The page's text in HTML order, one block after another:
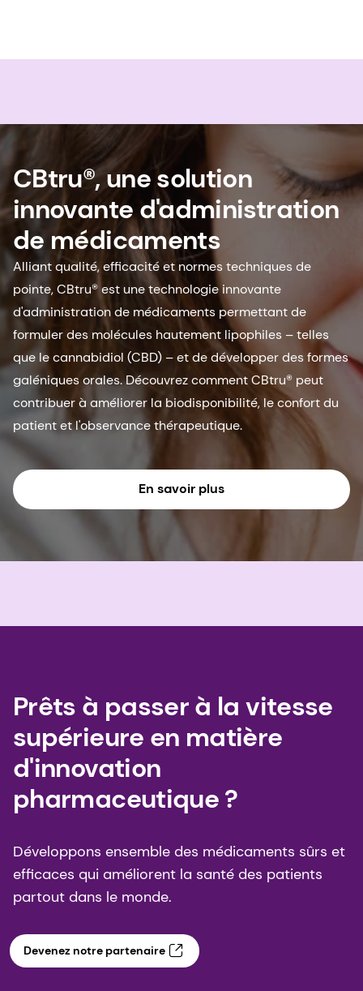
CBtru®, une solution
innovante d'administration
de médicaments
Alliant qualité, efficacité et normes techniques de
pointe, CBtru® est une technologie innovante
d'administration de médicaments permettant de
formuler des molécules hautement lipophiles – telles
que le cannabidiol (CBD) – et de développer des formes
galéniques orales. Découvrez comment CBtru® peut
contribuer à améliorer la biodisponibilité, le confort du
patient et l'observance thérapeutique.
En savoir plus
Prêts à passer à la vitesse
supérieure en matière
d'innovation
pharmaceutique ?
Développons ensemble des médicaments sûrs et
efficaces qui améliorent la santé des patients
partout dans le monde.
Devenez notre partenaire